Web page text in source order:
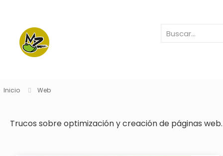
Inicio Web
Trucos sobre optimización y creación de páginas web.